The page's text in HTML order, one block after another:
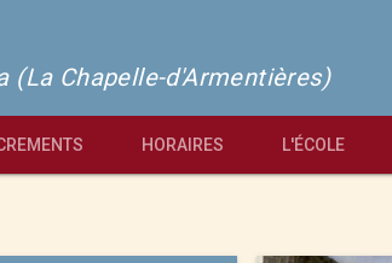
(La Chapelle-d'Armentières)
HORAIRES L'ÉCOLE